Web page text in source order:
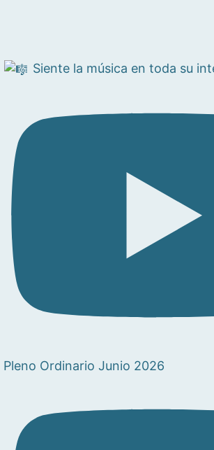
Siente la música en toda su
Pleno Ordinario Junio 2026